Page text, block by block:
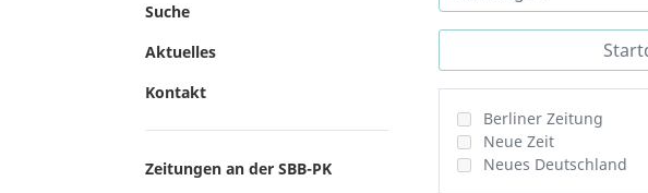
Suche
Aktuelles
Kontakt
Zeitungen an der SBB-PK
Berliner Zeitung
Neue Zeit
Neues Deutschland